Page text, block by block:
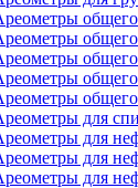
для
для
для
для